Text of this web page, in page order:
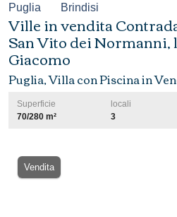
Puglia Brindisi
Ville in vendita
San Vito dei Normanni,
Giacomo
Puglia, Villa con Piscina in
Superficie
70/280 m²
locali
3
Vendita